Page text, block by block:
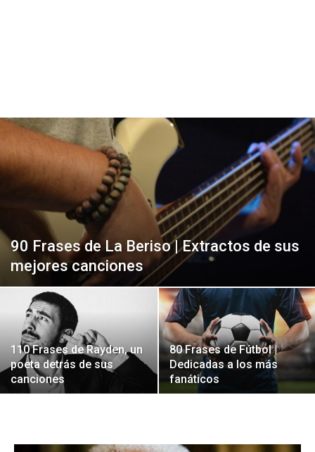
90 Frases de La Beriso | Extractos de sus
mejores canciones
110 Frases de Rayden, un
poeta detrás de sus
canciones
80 Frases de Fútbol |
Dedicadas a los más
fanáticos